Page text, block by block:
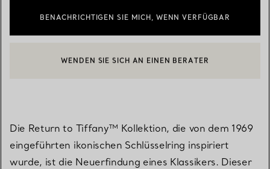
BENACHRICHTIGEN SIE MICH, WENN VERFÜGBAR
EINEN KUNDENBERATER KONTAKTIEREN ODER EINEN
Die Return to Tiffany™ Kollektion, die von dem 1969
eingeführten ikonischen Schlüsselring inspiriert
wurde, ist die Neuerfindung eines Klassikers. Dieser